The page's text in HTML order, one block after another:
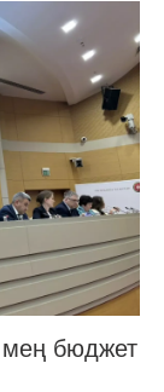
мең бюджет